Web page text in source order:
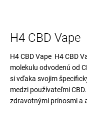
H4 CBD Vape
H4 CBD Vape H4 CBD
molekulu odvodenú od
si vďaka svojim
medzi používateľmi
zdravotnými prínosmi a